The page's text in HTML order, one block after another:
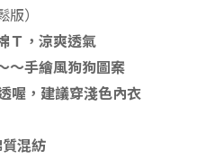
版）
Ｔ，涼爽透氣
～手繪風狗狗圖案
喔，建議穿淺色內衣
混紡